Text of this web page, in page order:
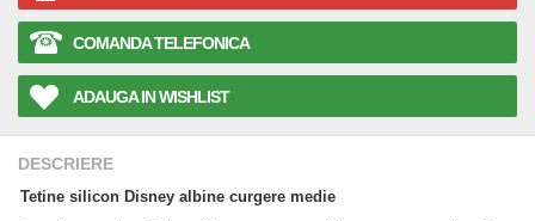
COMANDA TELEFONICA
ADAUGA IN WISHLIST
DESCRIERE
Tetine silicon Disney albine curgere medie